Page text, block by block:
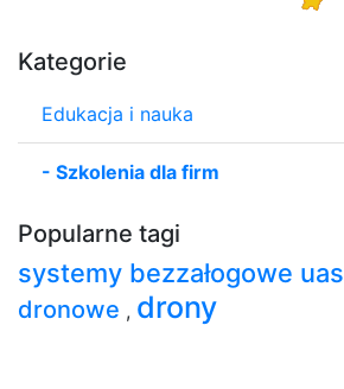
Kategorie
Edukacja i nauka
- Szkolenia dla firm
Popularne tagi
systemy bezzałogowe uas
dronowe , drony